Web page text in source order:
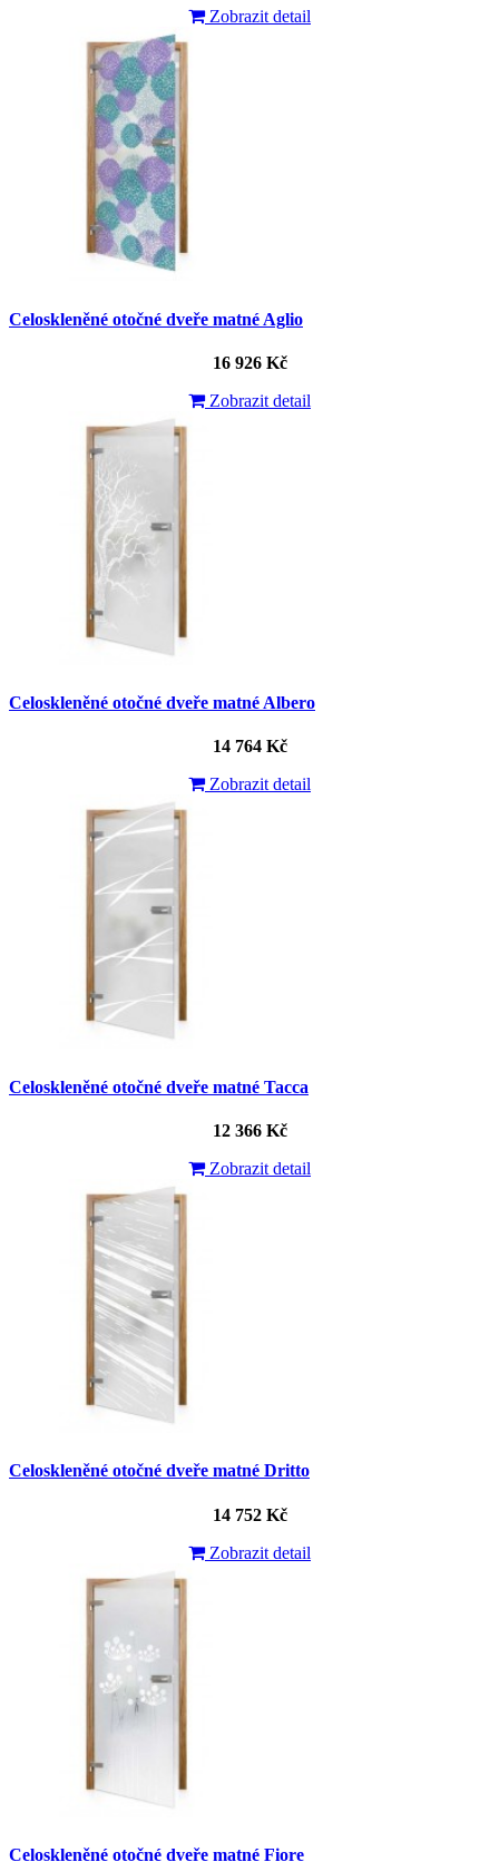
Zobrazit detail
Celoskleněné otočné dveře matné Aglio
16 926 Kč
Zobrazit detail
Celoskleněné otočné dveře matné Albero
14 764 Kč
Zobrazit detail
Celoskleněné otočné dveře matné Tacca
12 366 Kč
Zobrazit detail
Celoskleněné otočné dveře matné Dritto
14 752 Kč
Zobrazit detail
Celoskleněné otočné dveře matné Fiore